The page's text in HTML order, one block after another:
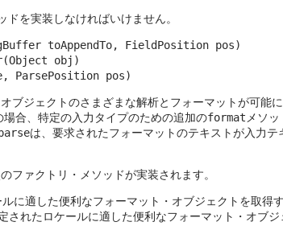
を実装しなければいけません。
toAppendTo, FieldPosition pos)
obj)
ParsePosition pos)
ブジェクトのさまざまな解析とフォーマットが可能
合、特定の入力タイプのための追加のformat メソ
は、要求されたフォーマットのテキストが入力テ
ファクトリ・メソッドが実装されます。
に適した便利なフォーマット・オブジェクトを取得
されたロケールに適した便利なフォーマット・オブジ